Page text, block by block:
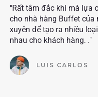
"Rất tâm đắc khi mà lựa
cho nhà hàng Buffet
xuyên để tạo ra nhiều
nhau cho khách hàng. ."
LUIS CARLOS